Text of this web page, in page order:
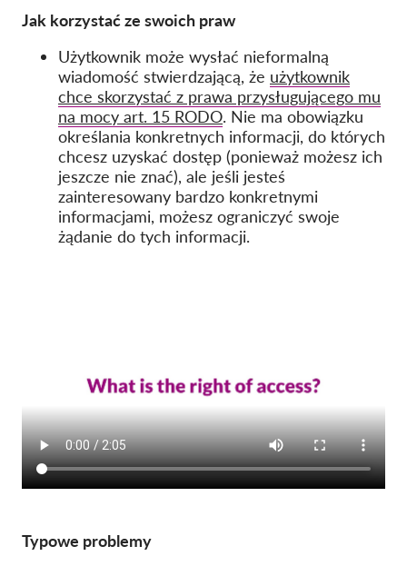
Jak korzystać ze swoich praw
Użytkownik może wysłać nieformalną
wiadomość stwierdzającą, że użytkownik
chce skorzystać z prawa przysługującego mu
na mocy art. 15 RODO. Nie ma obowiązku
określania konkretnych informacji, do których
chcesz uzyskać dostęp (ponieważ możesz ich
jeszcze nie znać), ale jeśli jesteś
zainteresowany bardzo konkretnymi
informacjami, możesz ograniczyć swoje
żądanie do tych informacji.
Typowe problemy